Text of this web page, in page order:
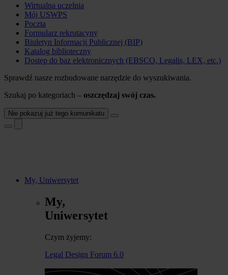
Wirtualna uczelnia
Mój USWPS
Poczta
Formularz rekrutacyny
Biuletyn Informacji Publicznej (BIP)
Katalog biblioteczny
Dostęp do baz elektronicznych (EBSCO, Legalis, LEX, etc.)
Sprawdź nasze rozbudowane narzędzie do wyszukiwania.
Szukaj po kategoriach – oszczędzaj swój czas.
Nie pokazuj już tego komunikatu
My, Uniwersytet
My,
Uniwersytet
Czym żyjemy:
Legal Design Forum 6.0